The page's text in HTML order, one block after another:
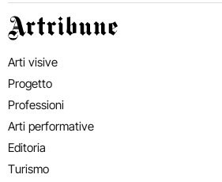
Artribune
Arti visive
Progetto
Professioni
Arti performative
Editoria
Turismo